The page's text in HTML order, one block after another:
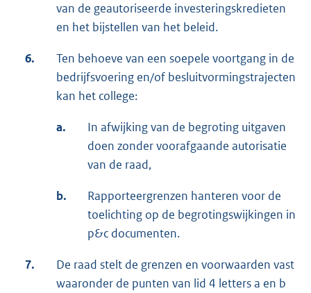
van de geautoriseerde investeringskredieten
en het bijstellen van het beleid.
6.
Ten behoeve van een soepele voortgang in de
bedrijfsvoering en/of besluitvormingstrajecten
kan het college:
a.
In afwijking van de begroting uitgaven
doen zonder voorafgaande autorisatie
van de raad,
b.
Rapporteergrenzen hanteren voor de
toelichting op de begrotingswijkingen in
p&c documenten.
7.
De raad stelt de grenzen en voorwaarden vast
waaronder de punten van lid 4 letters a en b